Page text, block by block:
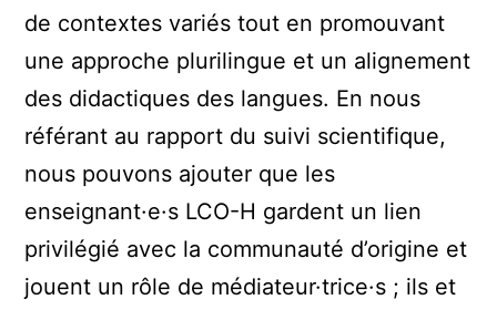
de contextes variés tout en promouvant
une approche plurilingue et un alignement
des didactiques des langues. En nous
référant au rapport du suivi scientifique,
nous pouvons ajouter que les
enseignant·e·s LCO-H gardent un lien
privilégié avec la communauté d’origine et
jouent un rôle de médiateur·trice·s ; ils et